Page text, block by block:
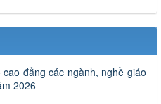
đẳng các ngành, nghề giáo
2026